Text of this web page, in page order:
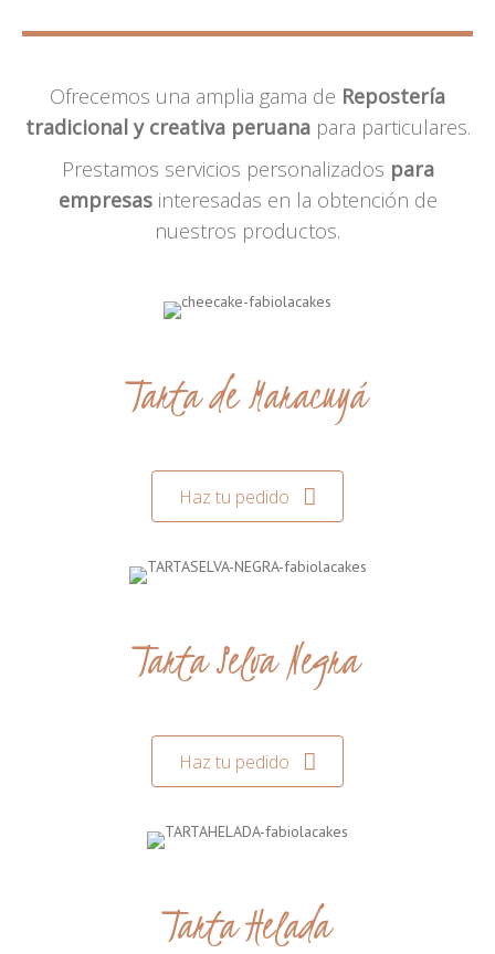
Ofrecemos una amplia gama de Repostería
tradicional y creativa peruanapara particulares.
Prestamos servicios personalizados para
empresasinteresadas en la obtención de
nuestros productos.
Tarta de Maracuyá
Haz tu pedido
Tarta Selva Negra
Haz tu pedido
Tarta Helada